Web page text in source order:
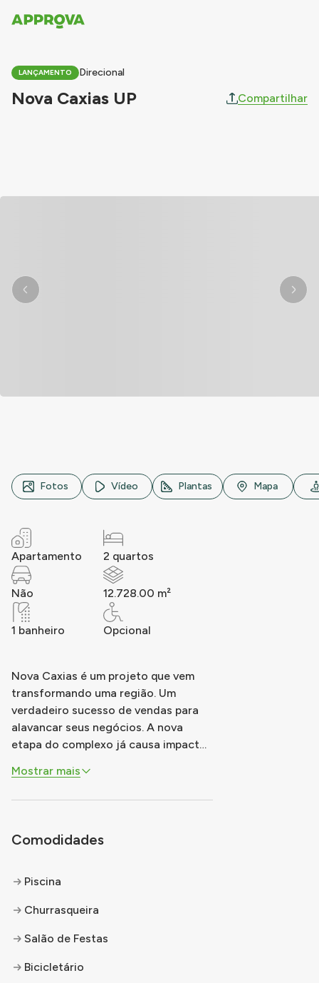
LANÇAMENTO Direcional
Nova Caxias UP Compartilhar
Rua Salutaris, n° 144, Vila Ouro Preto, Duque de Caxias
Fotos Vídeo Plantas Mapa
Apartamento 2 quartos
Não 12.728.00 m²
1 banheiro Opcional
Nova Caxias é um projeto que vem
transformando uma região. Um
verdadeiro sucesso de vendas para
alavancar seus negócios. A nova
etapa do complexo já causa impacto
quando o assunto é moradia. Possui
vias e conveniências d
Mostrar mais
Comodidades
Piscina
Churrasqueira
Salão de Festas
Bicicletário